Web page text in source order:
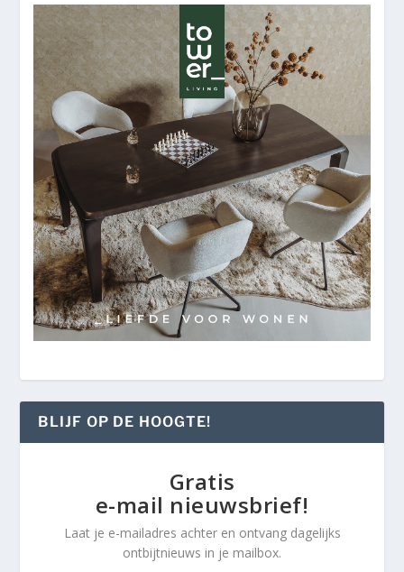
BLIJF OP DE HOOGTE!
Gratis
e-mail nieuwsbrief!
Laat je e-mailadres achter en ontvang dagelijks
ontbijtnieuws in je mailbox.